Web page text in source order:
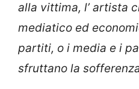
alla vittima, l’ artista
mediatico ed
partiti, o i media e i
sfruttano la